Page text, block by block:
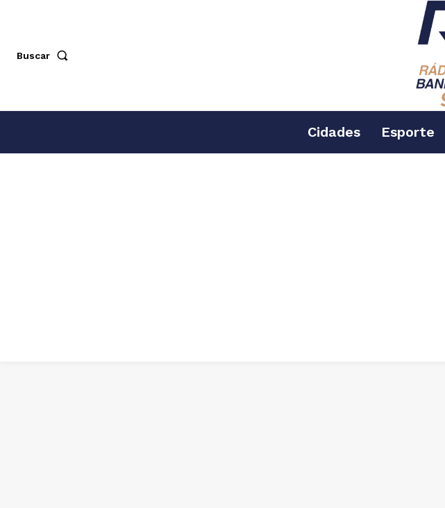
Buscar
Cidades Esporte